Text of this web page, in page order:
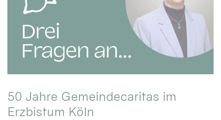
50 Jahre Gemeindecaritas im
Erzbistum Köln